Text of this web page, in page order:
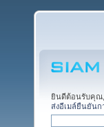
ยินดีต้อนรับคุณ,
ส่งอีเมล์ยืนยันก